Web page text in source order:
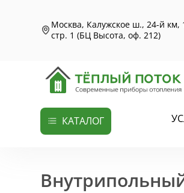
Москва, Калужское ш., 24-й км,
стр. 1 (БЦ Высота, оф. 212)
КАТАЛОГ